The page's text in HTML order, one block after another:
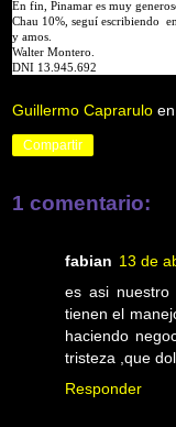
En fin, Pinamar es muy
Chau 10%, seguí escribiendo
y amos.
Walter Montero.
DNI 13.945.692
Guillermo Caprarulo en
Compartir
1 comentario:
fabian 13 de
es asi nuestro
tienen el
haciendo
tristeza ,que
Responder